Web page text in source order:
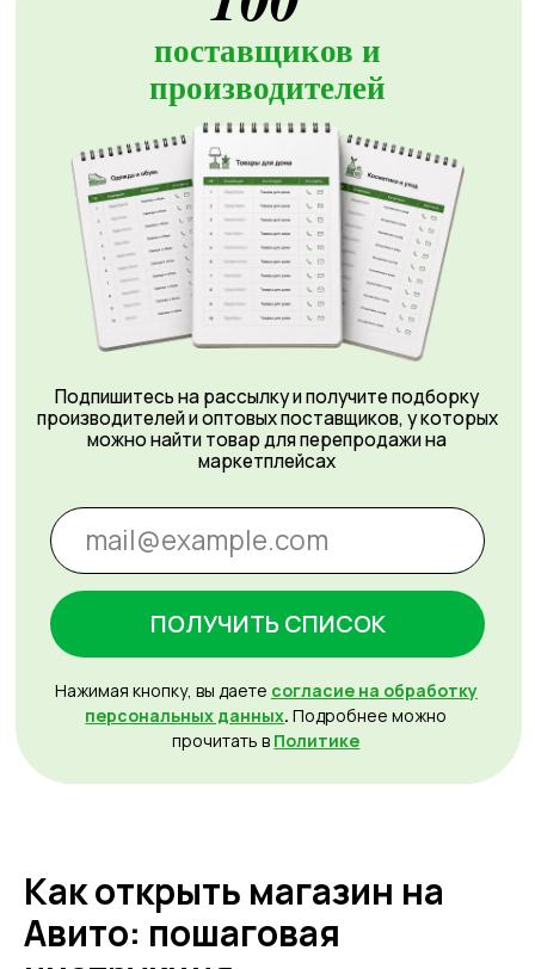
Как открыть магазин на
Авито: пошаговая